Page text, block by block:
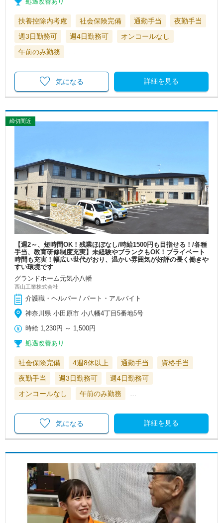
扶養控除内考慮 社会保険完備 通勤手当
夜勤手当
週3日勤務可
週4日勤務可
オンコールなし
午前のみ勤務
…
詳細を見る
気になる
締切間近
【週2～、短時間OK！残業ほぼなし/時給1500円も目指せる！/各種
手当、教育研修制度充実】未経験やブランクもOK！プライベート
時間も充実！幅広い世代がおり、温かい雰囲気が好評の長く働きや
すい環境です
グランドホーム元気小八幡
西山工業株式会社
介護職・ヘルパー / パート・アルバイト
神奈川県 小田原市 小八幡4丁目5番地5号
時給 1,230円 ～ 1,500円
処遇改善あり
社会保険完備 4週8休以上 通勤手当
資格手当
夜勤手当
週3日勤務可
週4日勤務可
オンコールなし
午前のみ勤務
詳細を見る
気になる